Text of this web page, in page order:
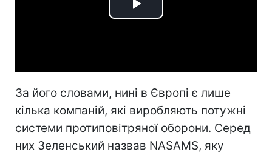
Play
За його словами, нині в Європі є лише
кілька компаній, які виробляють потужні
системи протиповітряної оборони. Серед
них Зеленський назвав NASAMS, яку